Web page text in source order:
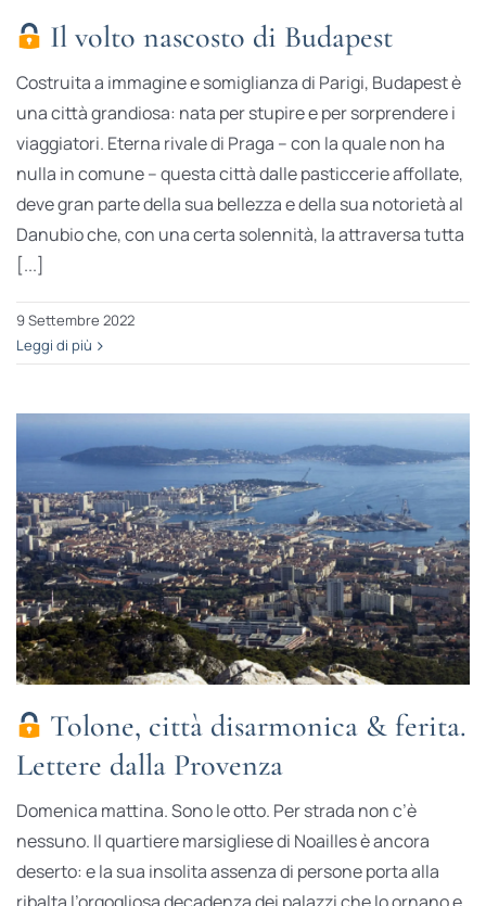
Il volto nascosto di Budapest
Costruita a immagine e somiglianza di Parigi, Budapest è
una città grandiosa: nata per stupire e per sorprendere i
viaggiatori. Eterna rivale di Praga – con la quale non ha
nulla in comune – questa città dalle pasticcerie affollate,
deve gran parte della sua bellezza e della sua notorietà al
Danubio che, con una certa solennità, la attraversa tutta
[...]
9 Settembre 2022
Leggi di più
Tolone, città disarmonica & ferita.
Lettere dalla Provenza
Domenica mattina. Sono le otto. Per strada non c’è
nessuno. Il quartiere marsigliese di Noailles è ancora
deserto: e la sua insolita assenza di persone porta alla